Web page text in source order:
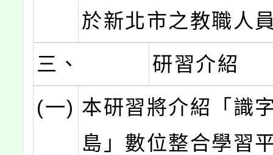
於新北市之教職人
三、
研習介紹
(一) 本研習將介紹「識
島」數位整合學習